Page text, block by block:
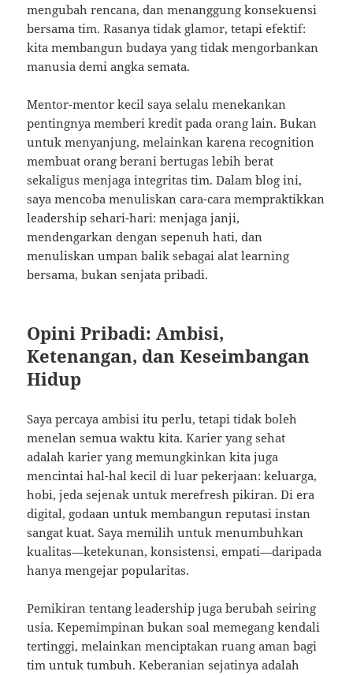
mengubah rencana, dan menanggung konsekuensi
bersama tim. Rasanya tidak glamor, tetapi efektif:
kita membangun budaya yang tidak mengorbankan
manusia demi angka semata.
Mentor-mentor kecil saya selalu menekankan
pentingnya memberi kredit pada orang lain. Bukan
untuk menyanjung, melainkan karena recognition
membuat orang berani bertugas lebih berat
sekaligus menjaga integritas tim. Dalam blog ini,
saya mencoba menuliskan cara-cara mempraktikkan
leadership sehari-hari: menjaga janji,
mendengarkan dengan sepenuh hati, dan
menuliskan umpan balik sebagai alat learning
bersama, bukan senjata pribadi.
Opini Pribadi: Ambisi,
Ketenangan, dan Keseimbangan
Hidup
Saya percaya ambisi itu perlu, tetapi tidak boleh
menelan semua waktu kita. Karier yang sehat
adalah karier yang memungkinkan kita juga
mencintai hal-hal kecil di luar pekerjaan: keluarga,
hobi, jeda sejenak untuk merefresh pikiran. Di era
digital, godaan untuk membangun reputasi instan
sangat kuat. Saya memilih untuk menumbuhkan
kualitas—ketekunan, konsistensi, empati—daripada
hanya mengejar popularitas.
Pemikiran tentang leadership juga berubah seiring
usia. Kepemimpinan bukan soal memegang kendali
tertinggi, melainkan menciptakan ruang aman bagi
tim untuk tumbuh. Keberanian sejatinya adalah